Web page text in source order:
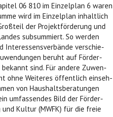
06 810 im Einzelplan 6 waren
wird im Einzelplan inhaltlich
der Projektförderung und
subsummiert. So werden
Interessensverbände verschie-
beruht auf Förder-
sind. Für andere Zuwen-
ohne Weiteres öffentlich einseh-
von Haushaltsberatungen
umfassendes Bild der Förder-
Kultur (MWFK) für die freie